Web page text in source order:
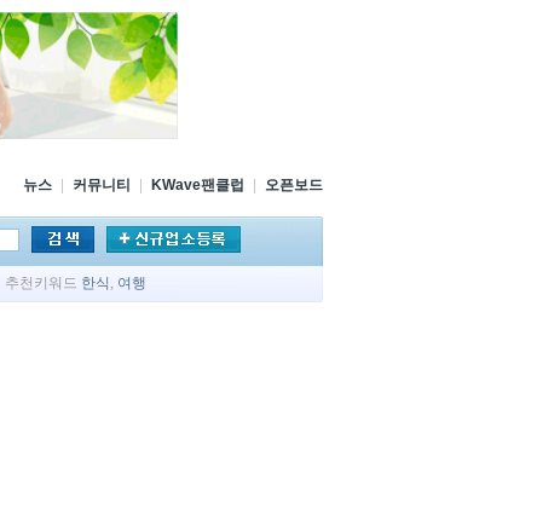
뉴스 커뮤니티 KWave팬클럽 오픈보드
추천키워드 한식 , 여행